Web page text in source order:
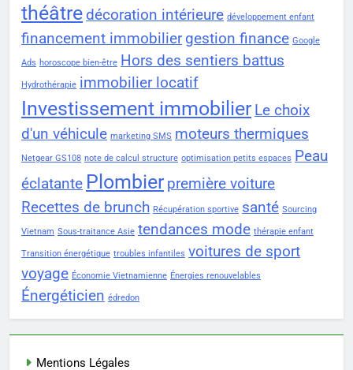
théâtre décoration intérieure développement enfant
financement immobilier gestion finance Google
Ads horoscope bien-être Hors des sentiers battus
Hydrothérapie immobilier locatif
Investissement immobilier Le choix
d'un véhicule marketing SMS moteurs thermiques
Netgear GS108 note de calcul structure optimisation petits espaces Peau
éclatante Plombier première voiture
Recettes de brunch Récupération sportive santé Sourcing
Vietnam Sous-traitance Asie tendances mode thérapie enfant
Transition énergétique troubles infantiles voitures de sport
voyage Économie Vietnamienne Énergies renouvelables
Énergéticien édredon
Mentions Légales